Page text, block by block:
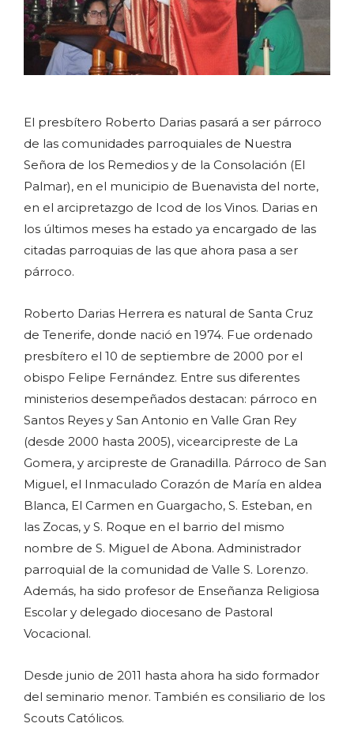
El presbítero Roberto Darias pasará a ser párroco
de las comunidades parroquiales de Nuestra
Señora de los Remedios y de la Consolación (El
Palmar), en el municipio de Buenavista del norte,
en el arcipretazgo de Icod de los Vinos. Darias en
los últimos meses ha estado ya encargado de las
citadas parroquias de las que ahora pasa a ser
párroco.
Roberto Darias Herrera es natural de Santa Cruz
de Tenerife, donde nació en 1974. Fue ordenado
presbítero el 10 de septiembre de 2000 por el
obispo Felipe Fernández. Entre sus diferentes
ministerios desempeñados destacan: párroco en
Santos Reyes y San Antonio en Valle Gran Rey
(desde 2000 hasta 2005), vicearcipreste de La
Gomera, y arcipreste de Granadilla. Párroco de San
Miguel, el Inmaculado Corazón de María en aldea
Blanca, El Carmen en Guargacho, S. Esteban, en
las Zocas, y S. Roque en el barrio del mismo
nombre de S. Miguel de Abona. Administrador
parroquial de la comunidad de Valle S. Lorenzo.
Además, ha sido profesor de Enseñanza Religiosa
Escolar y delegado diocesano de Pastoral
Vocacional.
Desde junio de 2011 hasta ahora ha sido formador
del seminario menor. También es consiliario de los
Scouts Católicos.